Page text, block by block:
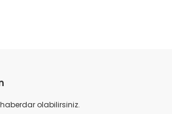
olabilirsiniz.